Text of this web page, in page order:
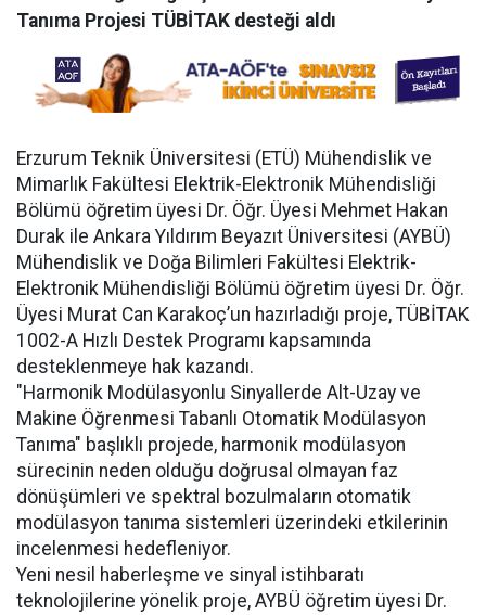
Tanıma Projesi TÜBİTAK desteği aldı
Erzurum Teknik Üniversitesi (ETÜ) Mühendislik ve
Mimarlık Fakültesi Elektrik-Elektronik Mühendisliği
Bölümü öğretim üyesi Dr. Öğr. Üyesi Mehmet Hakan
Durak ile Ankara Yıldırım Beyazıt Üniversitesi (AYBÜ)
Mühendislik ve Doğa Bilimleri Fakültesi Elektrik-
Elektronik Mühendisliği Bölümü öğretim üyesi Dr. Öğr.
Üyesi Murat Can Karakoç’un hazırladığı proje, TÜBİTAK
1002-A Hızlı Destek Programı kapsamında
desteklenmeye hak kazandı.
"Harmonik Modülasyonlu Sinyallerde Alt-Uzay ve
Makine Öğrenmesi Tabanlı Otomatik Modülasyon
Tanıma" başlıklı projede, harmonik modülasyon
sürecinin neden olduğu doğrusal olmayan faz
dönüşümleri ve spektral bozulmaların otomatik
modülasyon tanıma sistemleri üzerindeki etkilerinin
incelenmesi hedefleniyor.
Yeni nesil haberleşme ve sinyal istihbaratı
teknolojilerine yönelik proje, AYBÜ öğretim üyesi Dr.